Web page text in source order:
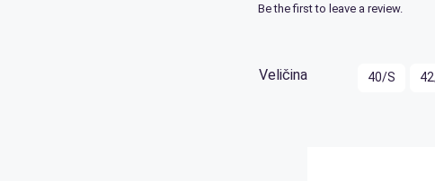
Be the first to leave a review.
Veličina 40/S